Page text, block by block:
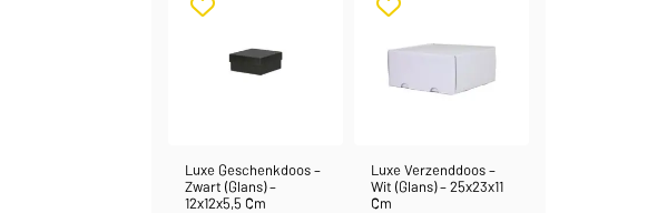
Luxe Geschenkdoos –
Zwart (glans) –
12x12x5,5 Cm
Luxe Verzenddoos –
Wit (glans) – 25x23x11
Cm